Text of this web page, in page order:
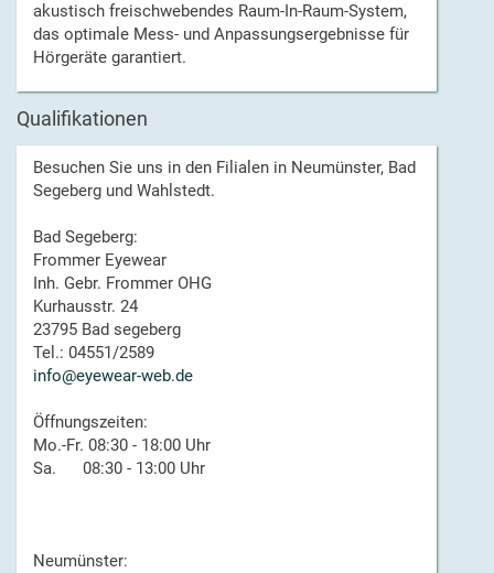
akustisch freischwebendes Raum-In-Raum-System,
das optimale Mess- und Anpassungsergebnisse für
Hörgeräte garantiert.
Qualifikationen
Besuchen Sie uns in den Filialen in Neumünster, Bad
Segeberg und Wahlstedt.
Bad Segeberg:
Frommer Eyewear
Inh. Gebr. Frommer OHG
Kurhausstr. 24
23795 Bad segeberg
Tel.: 04551/2589
info@eyewear-web.de
Öffnungszeiten:
Mo.-Fr. 08:30 - 18:00 Uhr
Sa. 08:30 - 13:00 Uhr
Neumünster: